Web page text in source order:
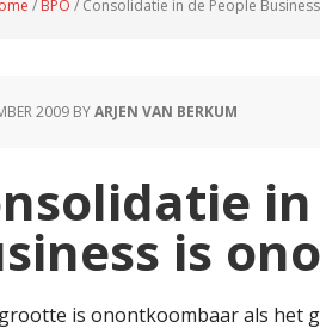
/ BPO / Consolidatie in de People
2009 BYARJEN VAN BERKUM
is
is onontkoombaar als het